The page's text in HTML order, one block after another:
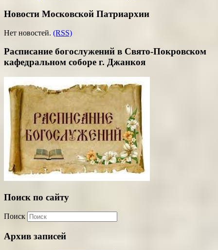
Новости Московской Патриархии
Нет новостей. (RSS)
Расписание богослужений в Свято-Покровском
кафедральном соборе г. Джанкоя
Поиск по сайту
Поиск
Архив записей